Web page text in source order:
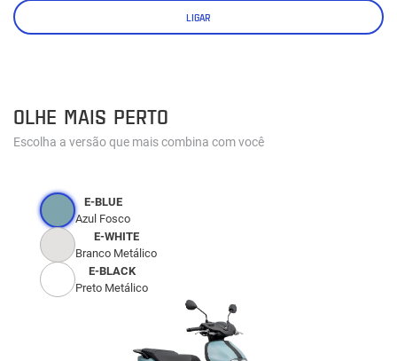
LIGAR
OLHE MAIS PERTO
Escolha a versão que mais combina com você
E-BLUE
Azul Fosco
E-WHITE
Branco Metálico
E-BLACK
Preto Metálico